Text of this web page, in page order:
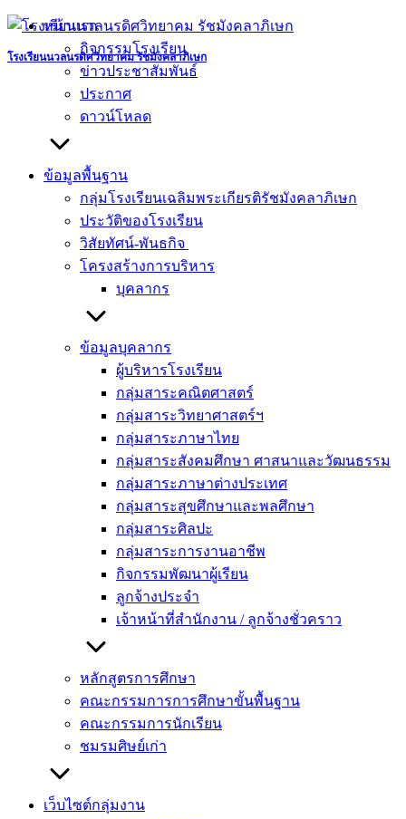
Skip
content
โรงเรียนนวลนรดิศวิทยาคม รัชมังคลาภิเษก
หน้าแรก
กิจกรรมโรงเรียน
ข่าวประชาสัมพันธ์
ประกาศ
ดาวน์โหลด
ข้อมูลพื้นฐาน
กลุ่มโรงเรียนเฉลิมพระเกียรติรัชมังคลาภิเษก
ประวัติของโรงเรียน
วิสัยทัศน์-พันธกิจ
โครงสร้างการบริหาร
บุคลากร
ข้อมูลบุคลากร
ผู้บริหารโรงเรียน
กลุ่มสาระคณิตศาสตร์
กลุ่มสาระวิทยาศาสตร์ฯ
กลุ่มสาระภาษาไทย
กลุ่มสาระสังคมศึกษา ศาสนาและวัฒนธรรม
กลุ่มสาระภาษาต่างประเทศ
กลุ่มสาระสุขศึกษาและพลศึกษา
กลุ่มสาระศิลปะ
กลุ่มสาระการงานอาชีพ
กิจกรรมพัฒนาผู้เรียน
ลูกจ้างประจำ
เจ้าหน้าที่สำนักงาน / ลูกจ้างชั่วคราว
หลักสูตรการศึกษา
คณะกรรมการการศึกษาขั้นพื้นฐาน
คณะกรรมการนักเรียน
ชมรมศิษย์เก่า
เว็บไซต์กลุ่มงาน